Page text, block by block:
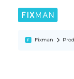
Fixman